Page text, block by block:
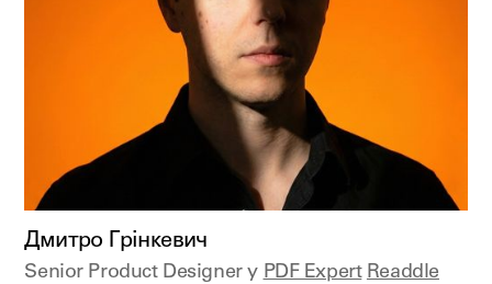
Дмитро Грінкевич
Senior Product Designer у PDF Expert Readdle